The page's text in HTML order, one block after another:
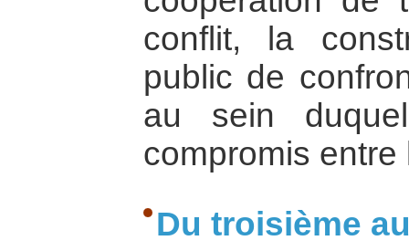
conflit, la
public de
au sein
compromis entre
Du troisième